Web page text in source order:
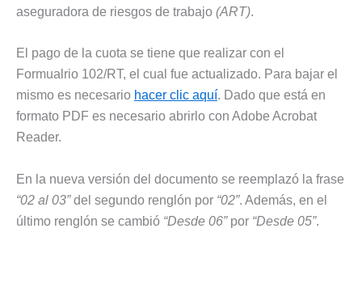
aseguradora de riesgos de trabajo (ART).
El pago de la cuota se tiene que realizar con el
Formualrio 102/RT, el cual fue actualizado. Para bajar el
mismo es necesario hacer clic aquí. Dado que está en
formato PDF es necesario abrirlo con Adobe Acrobat
Reader.
En la nueva versión del documento se reemplazó la frase
“02 al 03”del segundo renglón por “02”. Además, en el
último renglón se cambió “Desde 06”por “Desde 05”.